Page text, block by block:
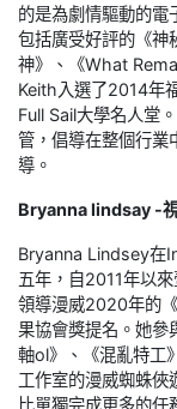
的是為劇情驅動的電
包括廣受好評的《神
神》、《What
Keith入選了2014年
Full Sail大學名人堂
管，倡導在整個行業
導。
Bryanna lindsay -
Bryanna Lindsey在
五年，自2011年以
領導漫威2020年的
果協會獎提名。她參
軸ol》、《混亂特工
工作室的漫威蜘蛛俠
比單獨完成更多的